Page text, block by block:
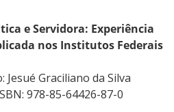
e Servidora: Experiência
nos Institutos Federais
Jesué Graciliano da Silva
978-85-64426-87-0